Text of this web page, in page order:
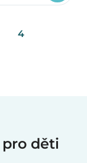
4
děti